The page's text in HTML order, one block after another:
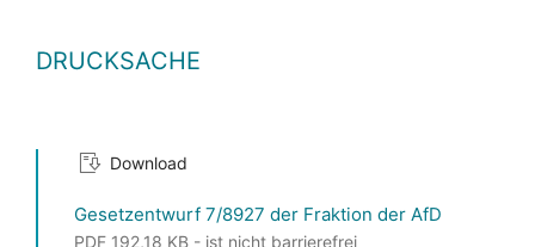
DRUCKSACHE
Download
Gesetzentwurf 7/8927 der Fraktion der AfD
PDF 192,18 KB - ist nicht barrierefrei